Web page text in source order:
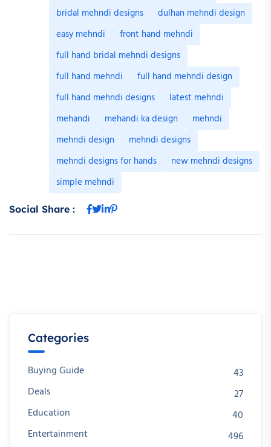
bridal mehndi designs
dulhan mehndi design
easy mehndi
front hand mehndi
full hand bridal mehndi designs
full hand mehndi
full hand mehndi design
full hand mehndi designs
latest mehndi
mehandi
mehandi ka design
mehndi
mehndi design
mehndi designs
mehndi designs for hands
new mehndi designs
simple mehndi
Social Share :
Categories
Buying Guide
43
Deals
27
Education
40
Entertainment
496